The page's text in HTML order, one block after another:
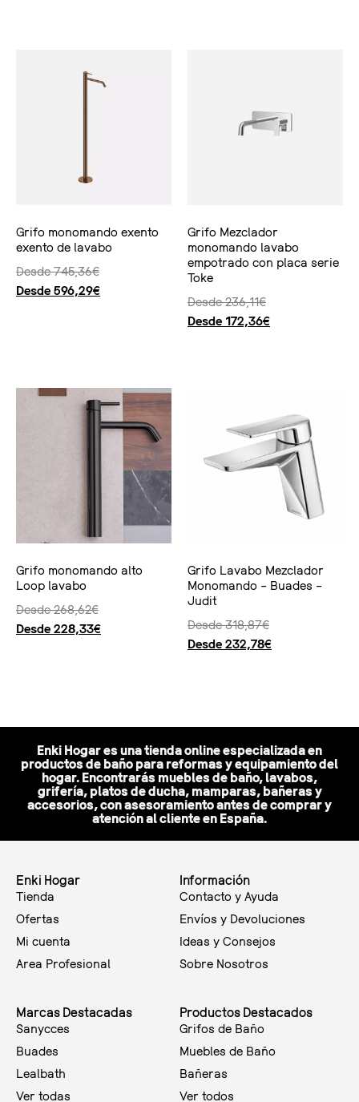
Grifo monomando exento
exento de lavabo
Desde745,36€
Desde 596,29€
Grifo Mezclador
monomando lavabo
empotrado con placa serie
Toke
Desde236,11€
Desde 172,36€
Grifo monomando alto
Loop lavabo
Desde268,62€
Desde 228,33€
Grifo Lavabo Mezclador
Monomando – Buades –
Judit
Desde318,87€
Desde 232,78€
Enki Hogar es una tienda online especializada en
productos de baño para reformas y equipamiento del
hogar. Encontrarás muebles de baño, lavabos,
grifería, platos de ducha, mamparas, bañeras y
accesorios, con asesoramiento antes de comprar y
atención al cliente en España.
Enki Hogar
Tienda
Ofertas
Mi cuenta
Area Profesional
Información
Contacto y Ayuda
Envíos y Devoluciones
Ideas y Consejos
Sobre Nosotros
Marcas Destacadas
Sanycces
Buades
Lealbath
Ver todas
Productos Destacados
Grifos de Baño
Muebles de Baño
Bañeras
Ver todos